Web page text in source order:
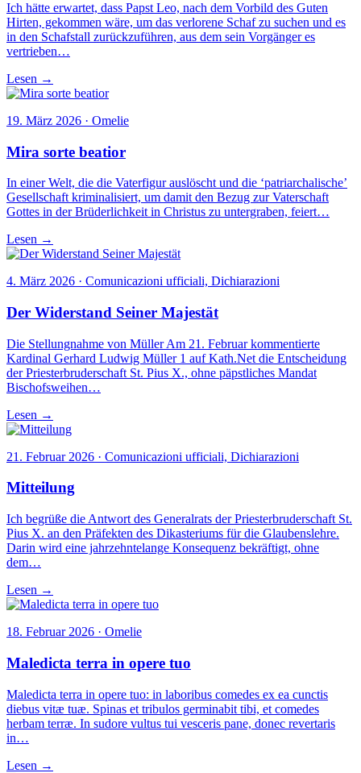
Ich hätte erwartet, dass Papst Leo, nach dem Vorbild des Guten
Hirten, gekommen wäre, um das verlorene Schaf zu suchen und es
in den Schafstall zurückzuführen, aus dem sein Vorgänger es
vertrieben…
Lesen →
19. März 2026 · Omelie
Mira sorte beatior
In einer Welt, die die Vaterfigur auslöscht und die ‘patriarchalische’
Gesellschaft kriminalisiert, um damit den Bezug zur Vaterschaft
Gottes in der Brüderlichkeit in Christus zu untergraben, feiert…
Lesen →
4. März 2026 · Comunicazioni ufficiali, Dichiarazioni
Der Widerstand Seiner Majestät
Die Stellungnahme von Müller Am 21. Februar kommentierte
Kardinal Gerhard Ludwig Müller 1 auf Kath.Net die Entscheidung
der Priesterbruderschaft St. Pius X., ohne päpstliches Mandat
Bischofsweihen…
Lesen →
21. Februar 2026 · Comunicazioni ufficiali, Dichiarazioni
Mitteilung
Ich begrüße die Antwort des Generalrats der Priesterbruderschaft St.
Pius X. an den Präfekten des Dikasteriums für die Glaubenslehre.
Darin wird eine jahrzehntelange Konsequenz bekräftigt, ohne
dem…
Lesen →
18. Februar 2026 · Omelie
Maledicta terra in opere tuo
Maledicta terra in opere tuo: in laboribus comedes ex ea cunctis
diebus vitæ tuæ. Spinas et tribulos germinabit tibi, et comedes
herbam terræ. In sudore vultus tui vesceris pane, donec revertaris
in…
Lesen →